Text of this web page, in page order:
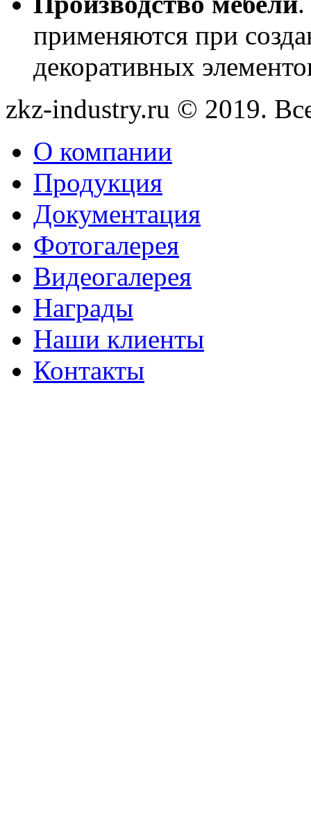
применяются при
декоративных
zkz-industry.ru © 2019.
О компании
Продукция
Документация
Фотогалерея
Видеогалерея
Награды
Наши клиенты
Контакты